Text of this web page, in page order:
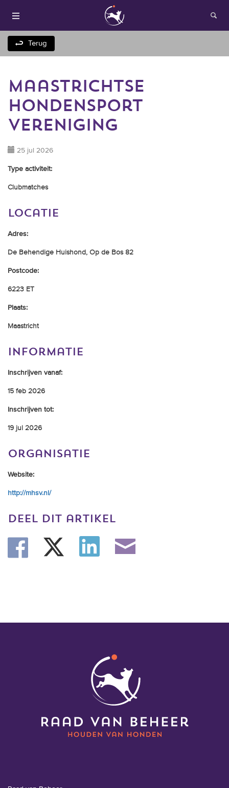
Fokken met je hond
Activiteiten agenda
Vacatures
Terug
maastrichtse
hondensport
vereniging
25 jul 2026
Type activiteit:
Clubmatches
locatie
Adres:
De Behendige Huishond, Op de Bos 82
Postcode:
6223 ET
Plaats:
Maastricht
informatie
Inschrijven vanaf:
15 feb 2026
Inschrijven tot:
19 jul 2026
organisatie
Website:
http://mhsv.nl/
deel dit artikel